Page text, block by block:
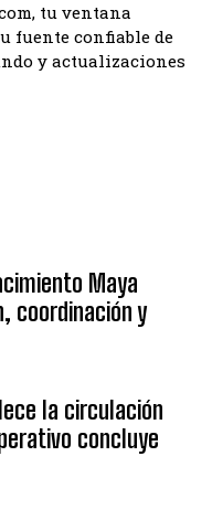
tu ventana
fuente confiable de
y actualizaciones
Maya
coordinación y
la circulación
concluye